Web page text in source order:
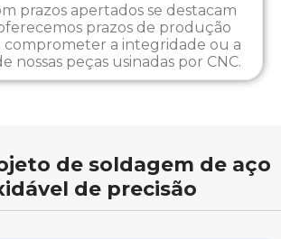
prazos apertados se destacam
prazos de produção
comprometer a integridade ou a
nossas peças usinadas por CNC.
de soldagem de aço
de precisão